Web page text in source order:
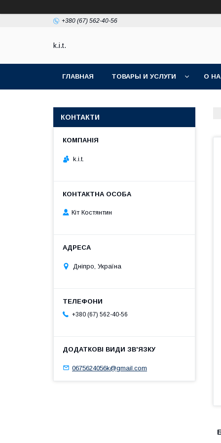
+380 (67) 562-40-56
k.i.t.
ГЛАВНАЯ ТОВАРЫ И УСЛУГИ О
КОНТАКТИ
k.i.t.
Кіт Костянтин
Дніпро, Україна
+380 (67) 562-40-56
0675624056k@gmail.com